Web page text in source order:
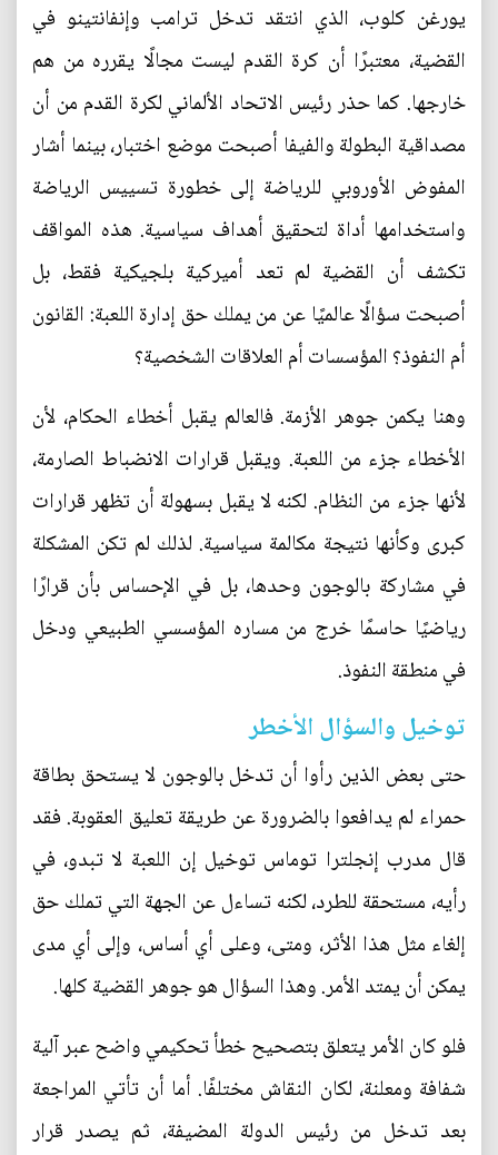
يورغن كلوب، الذي انتقد تدخل ترامب وإنفانتينو في
القضية، معتبرًا أن كرة القدم ليست مجالًا يقرره من هم
خارجها. كما حذر رئيس الاتحاد الألماني لكرة القدم من أن
مصداقية البطولة والفيفا أصبحت موضع اختبار، بينما أشار
المفوض الأوروبي للرياضة إلى خطورة تسييس الرياضة
واستخدامها أداة لتحقيق أهداف سياسية. هذه المواقف
تكشف أن القضية لم تعد أميركية بلجيكية فقط، بل
أصبحت سؤالًا عالميًا عن من يملك حق إدارة اللعبة: القانون
أم النفوذ؟ المؤسسات أم العلاقات الشخصية؟
وهنا يكمن جوهر الأزمة. فالعالم يقبل أخطاء الحكام، لأن
الأخطاء جزء من اللعبة. ويقبل قرارات الانضباط الصارمة،
لأنها جزء من النظام. لكنه لا يقبل بسهولة أن تظهر قرارات
كبرى وكأنها نتيجة مكالمة سياسية. لذلك لم تكن المشكلة
في مشاركة بالوجون وحدها، بل في الإحساس بأن قرارًا
رياضيًا حاسمًا خرج من مساره المؤسسي الطبيعي ودخل
في منطقة النفوذ.
توخيل والسؤال الأخطر
حتى بعض الذين رأوا أن تدخل بالوجون لا يستحق بطاقة
حمراء لم يدافعوا بالضرورة عن طريقة تعليق العقوبة. فقد
قال مدرب إنجلترا توماس توخيل إن اللعبة لا تبدو، في
رأيه، مستحقة للطرد، لكنه تساءل عن الجهة التي تملك حق
إلغاء مثل هذا الأثر، ومتى، وعلى أي أساس، وإلى أي مدى
يمكن أن يمتد الأمر. وهذا السؤال هو جوهر القضية كلها.
فلو كان الأمر يتعلق بتصحيح خطأ تحكيمي واضح عبر آلية
شفافة ومعلنة، لكان النقاش مختلفًا. أما أن تأتي المراجعة
بعد تدخل من رئيس الدولة المضيفة، ثم يصدر قرار